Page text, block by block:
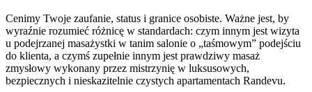
Cenimy Twoje zaufanie, status i granice osobiste. Ważne jest, by
wyraźnie rozumieć różnicę w standardach: czym innym jest wizyta
u podejrzanej masażystki w tanim salonie o „taśmowym” podejściu
do klienta, a czymś zupełnie innym jest prawdziwy masaż
zmysłowy wykonany przez mistrzynię w luksusowych,
bezpiecznych i nieskazitelnie czystych apartamentach Randevu.